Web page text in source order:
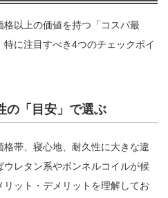
以上の価値を持つ「コスパ最
に注目すべき4つのチェックポイ
の「目安」で選ぶ
帯、寝心地、耐久性に大きな違
レタン系やボンネルコイルが候
ット・デメリットを理解してお